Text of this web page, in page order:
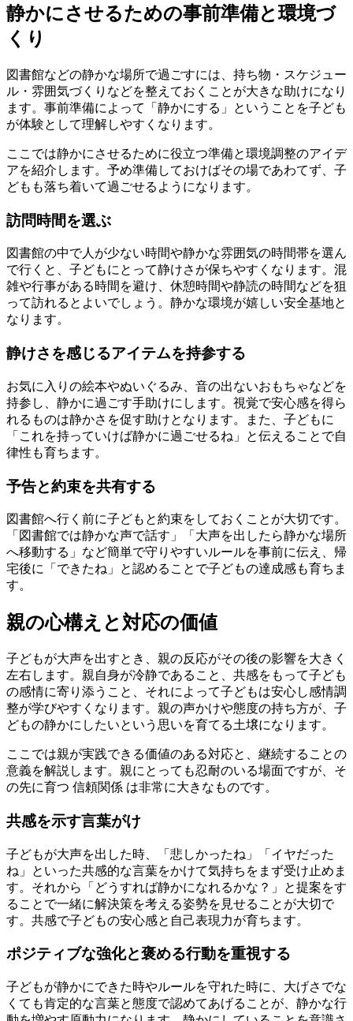
静かにさせるための事前準備と環境づ
くり
図書館などの静かな場所で過ごすには、持ち物・スケジュー
ル・雰囲気づくりなどを整えておくことが大きな助けになり
ます。事前準備によって「静かにする」ということを子ども
が体験として理解しやすくなります。
ここでは静かにさせるために役立つ準備と環境調整のアイデ
アを紹介します。予め準備しておけばその場であわてず、子
どもも落ち着いて過ごせるようになります。
訪問時間を選ぶ
図書館の中で人が少ない時間や静かな雰囲気の時間帯を選ん
で行くと、子どもにとって静けさが保ちやすくなります。混
雑や行事がある時間を避け、休憩時間や静読の時間などを狙
って訪れるとよいでしょう。静かな環境が嬉しい安全基地と
なります。
静けさを感じるアイテムを持参する
お気に入りの絵本やぬいぐるみ、音の出ないおもちゃなどを
持参し、静かに過ごす手助けにします。視覚で安心感を得ら
れるものは静かさを促す助けとなります。また、子どもに
「これを持っていけば静かに過ごせるね」と伝えることで自
律性も育ちます。
予告と約束を共有する
図書館へ行く前に子どもと約束をしておくことが大切です。
「図書館では静かな声で話す」「大声を出したら静かな場所
へ移動する」など簡単で守りやすいルールを事前に伝え、帰
宅後に「できたね」と認めることで子どもの達成感も育ちま
す。
親の心構えと対応の価値
子どもが大声を出すとき、親の反応がその後の影響を大きく
左右します。親自身が冷静であること、共感をもって子ども
の感情に寄り添うこと、それによって子どもは安心し感情調
整が学びやすくなります。親の声かけや態度の持ち方が、子
どもの静かにしたいという思いを育てる土壌になります。
ここでは親が実践できる価値のある対応と、継続することの
意義を解説します。親にとっても忍耐のいる場面ですが、そ
の先に育つ 信頼関係 は非常に大きなものです。
共感を示す言葉がけ
子どもが大声を出した時、「悲しかったね」「イヤだった
ね」といった共感的な言葉をかけて気持ちをまず受け止めま
す。それから「どうすれば静かになれるかな？」と提案をす
ることで一緒に解決策を考える姿勢を見せることが大切で
す。共感で子どもの安心感と自己表現力が育ちます。
ポジティブな強化と褒める行動を重視する
子どもが静かにできた時やルールを守れた時に、大げさでな
くても肯定的な言葉と態度で認めてあげることが、静かな行